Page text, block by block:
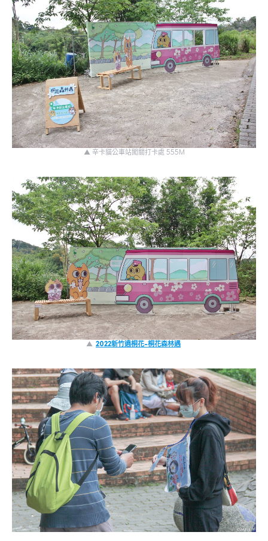
▲ 辛卡貓公車站闖關打卡處 555M
▲ 2022新竹遶桐花-桐花森林遇